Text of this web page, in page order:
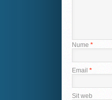
Nume *
Email *
Sit web